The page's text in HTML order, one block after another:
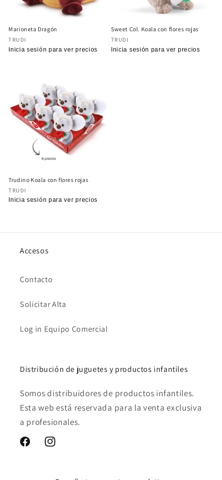
Marioneta Dragón
Proveedor:
TRUDI
Precio
Inicia sesión para ver precios
Sweet Col. Koala con flores rojas
Proveedor:
TRUDI
Precio
Inicia sesión para ver precios
Trudino Koala con flores rojas
Proveedor:
TRUDI
Precio
Inicia sesión para ver precios
Accesos
Contacto
Solicitar Alta
Log in Equipo Comercial
Distribución de juguetes y productos infantiles
Somos distribuidores de productos infantiles.
Esta web está reservada para la venta exclusiva
a profesionales.
FacebookInstagram